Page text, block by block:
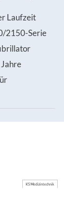
Laufzeit
2150-Serie
KS Medizintechnik